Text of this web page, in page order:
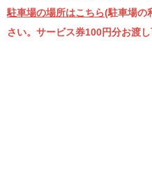
駐車場の場所はこちら(駐車場の
さい。サービス券100円分お渡